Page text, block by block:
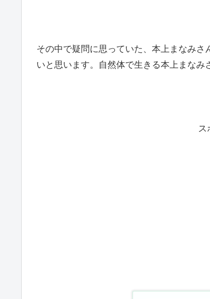
その中で疑問に思っていた、本上まなみ
いと思います。自然体で生きる本上まなみ
ス